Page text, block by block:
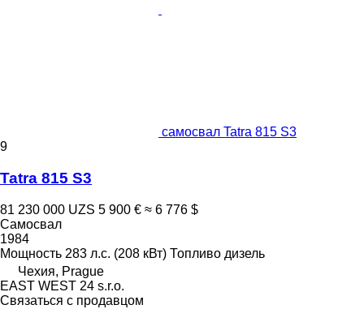
самосвал Tatra 815 S3
9
Tatra 815 S3
81 230 000 UZS 5 900 € ≈ 6 776 $
Самосвал
1984
Мощность 283 л.с. (208 кВт) Топливо дизель
Чехия, Prague
EAST WEST 24 s.r.o.
Связаться с продавцом